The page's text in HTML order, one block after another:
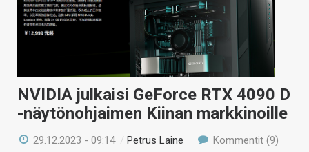
HINTA.FI
KAUPPA
HAKU
NVIDIA julkaisi GeForce RTX 4090 D
-näytönohjaimen Kiinan markkinoille
29.12.2023 - 09:14 / Petrus Laine Kommentit (9)